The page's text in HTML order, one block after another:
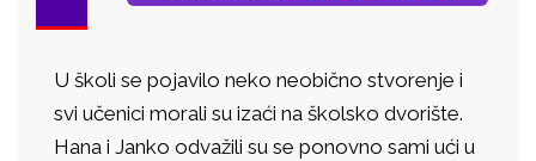
U školi se pojavilo neko neobično stvorenje i
svi učenici morali su izaći na školsko dvorište.
Hana i Janko odvažili su se ponovno sami ući u